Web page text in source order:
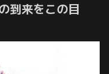
到来をこの目